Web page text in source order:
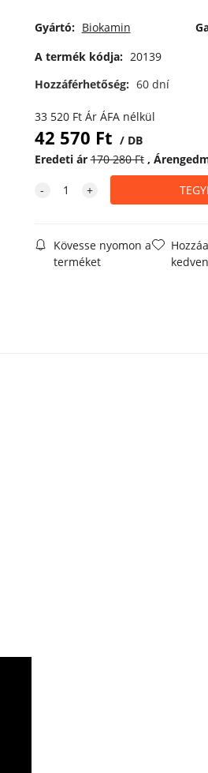
Gyártó: Biokamin
A termék kódja: 20139
Hozzáférhetőség: 60 dní
33 520Ft Ár ÁFA nélkül
42 570 Ft
DB
Eredeti ár 170 280Ft
Kövesse nyomon a
terméket